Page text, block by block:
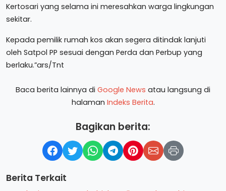
Kertosari yang selama ini meresahkan warga lingkungan
sekitar.
Kepada pemilik rumah kos akan segera ditindak lanjuti
oleh Satpol PP sesuai dengan Perda dan Perbup yang
berlaku.”ars/Tnt
Baca berita lainnya di Google News atau langsung di
halaman Indeks Berita.
Bagikan berita:
Berita Terkait